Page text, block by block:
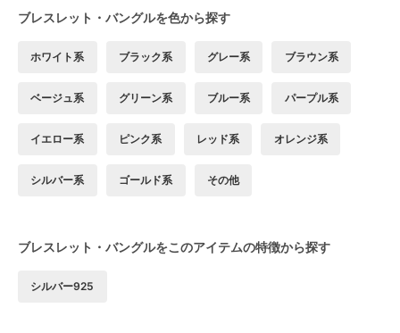
ブレスレット・バングルを色から探す
ホワイト系 ブラック系 グレー系 ブラウン系
ベージュ系 グリーン系 ブルー系 パープル系
イエロー系 ピンク系 レッド系 オレンジ系
シルバー系 ゴールド系 その他
ブレスレット・バングルをこのアイテムの特徴から探す
シルバー925